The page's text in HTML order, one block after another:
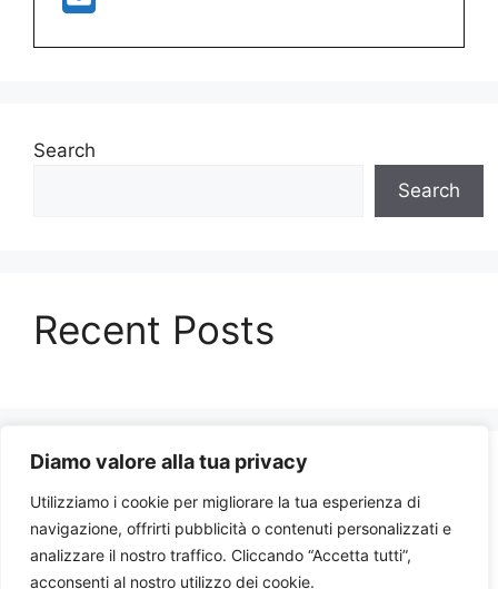
Diamo valore alla tua privacy
Utilizziamo i cookie per migliorare la tua esperienza di
navigazione, offrirti pubblicità o contenuti personalizzati e
analizzare il nostro traffico. Cliccando “Accetta tutti”,
acconsenti al nostro utilizzo dei cookie.
Search
Search
Recent Posts
Recent Comments
No comments to show.